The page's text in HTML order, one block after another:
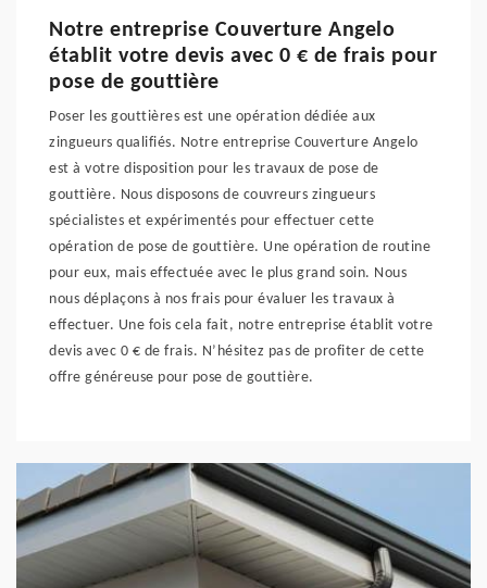
Notre entreprise Couverture Angelo
établit votre devis avec 0 € de frais pour
pose de gouttière
Poser les gouttières est une opération dédiée aux
zingueurs qualifiés. Notre entreprise Couverture Angelo
est à votre disposition pour les travaux de pose de
gouttière. Nous disposons de couvreurs zingueurs
spécialistes et expérimentés pour effectuer cette
opération de pose de gouttière. Une opération de routine
pour eux, mais effectuée avec le plus grand soin. Nous
nous déplaçons à nos frais pour évaluer les travaux à
effectuer. Une fois cela fait, notre entreprise établit votre
devis avec 0 € de frais. N’hésitez pas de profiter de cette
offre généreuse pour pose de gouttière.